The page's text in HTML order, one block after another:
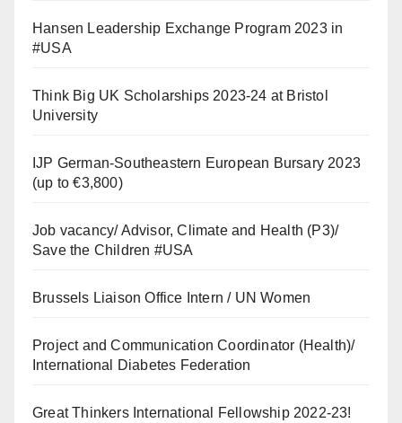
Hansen Leadership Exchange Program 2023 in
#USA
Think Big UK Scholarships 2023-24 at Bristol
University
IJP German-Southeastern European Bursary 2023
(up to €3,800)
Job vacancy/ Advisor, Climate and Health (P3)/
Save the Children #USA
Brussels Liaison Office Intern / UN Women
Project and Communication Coordinator (Health)/
International Diabetes Federation
Great Thinkers International Fellowship 2022-23!